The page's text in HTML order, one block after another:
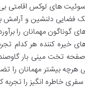
های لوکس اقامتی
فضایی دلنشین و آرامش
گوناگون مهمانان را
خیره کننده هر کدام
صفحه تخت مینی بار
بیشتر مهمانان را
خاطره انگیز را تجربه